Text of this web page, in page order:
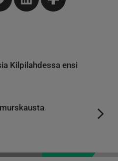
Kilpilahdessa ensi